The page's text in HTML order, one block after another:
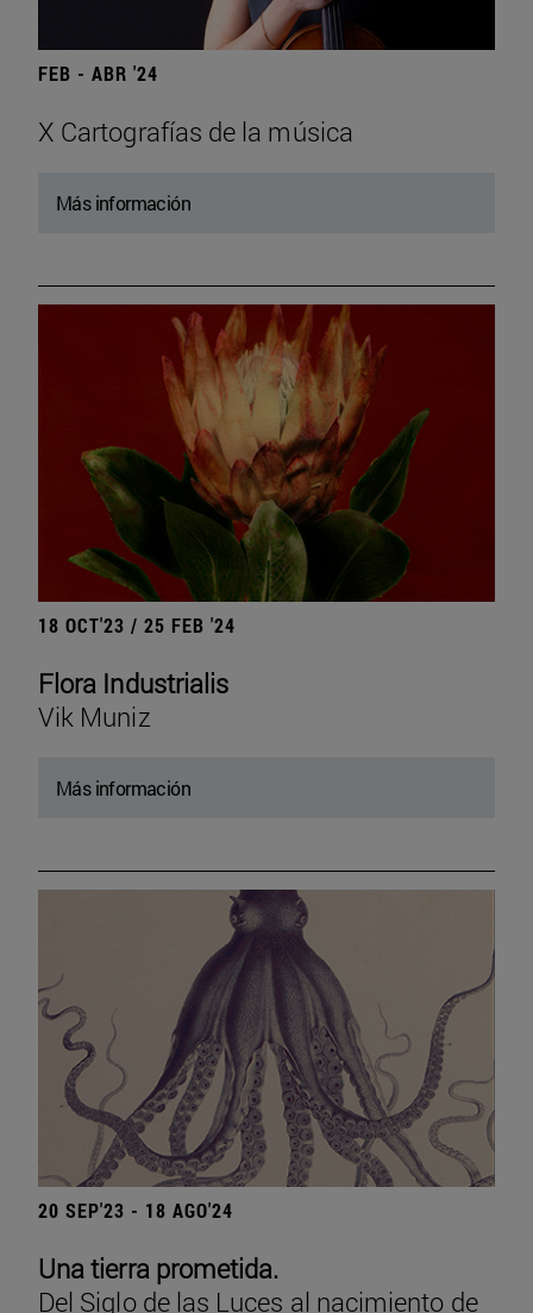
FEB - ABR '24
X Cartografías de la música
Más información
18 OCT'23 / 25 FEB '24
Flora Industrialis
Vik Muniz
Más información
20 SEP'23 - 18 AGO'24
Una tierra prometida.
Del Siglo de las Luces al nacimiento de